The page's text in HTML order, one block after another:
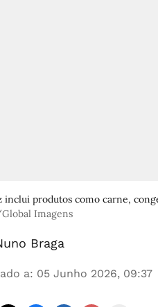
inclui produtos como carne,
Imagens
Braga
a: 05 Junho 2026, 09:37